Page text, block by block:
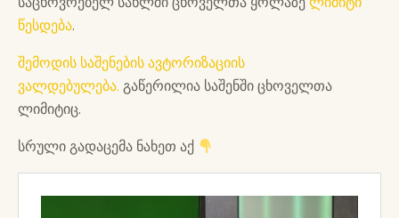
წესდება.
შემოდის საშენების ავტორიზაციის
ვალდებულება. გაწერილია საშენში ცხოველთა
ლიმიტიც.
სრული გადაცემა ნახეთ აქ